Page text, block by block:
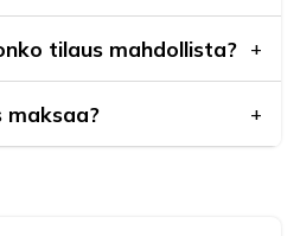
tilaus mahdollista?
maksaa?